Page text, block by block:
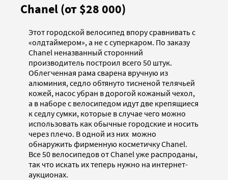
Chanel (от $28 000)
Этот городской велосипед впору сравнивать с
«олдтаймером», а не с суперкаром. По заказу
Chanel неназванный сторонний
производитель построил всего 50 штук.
Облегченная рама сварена вручную из
алюминия, седло обтянуто тисненой телячьей
кожей, насос убран в дорогой кожаный чехол,
а в наборе с велосипедом идут две крепящиеся
к седлу сумки, которые в случае чего можно
использовать как обычные городские и носить
через плечо. В одной из них можно
обнаружить фирменную косметичку Chanel.
Все 50 велосипедов от Chanel уже распроданы,
так что искать их теперь нужно на интернет-
аукционах.